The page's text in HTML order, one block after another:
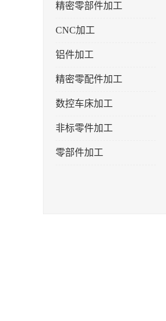
精密零部件加工
CNC加工
铝件加工
精密零配件加工
数控车床加工
非标零件加工
零部件加工